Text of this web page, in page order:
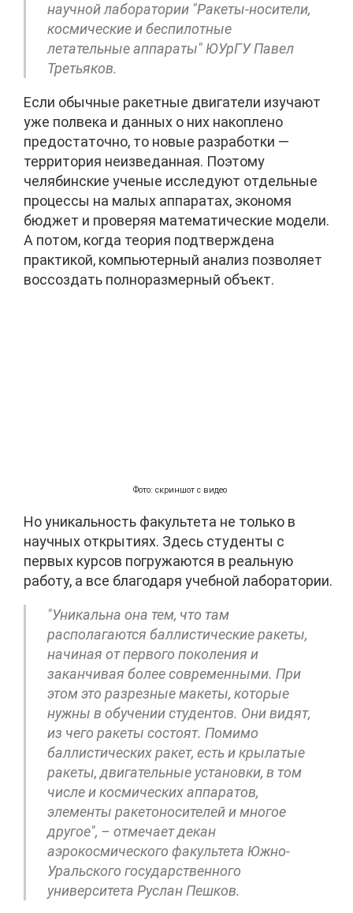
научной лаборатории "Ракеты-носители,
космические и беспилотные
летательные аппараты" ЮУрГУ Павел
Третьяков.
Если обычные ракетные двигатели изучают
уже полвека и данных о них накоплено
предостаточно, то новые разработки —
территория неизведанная. Поэтому
челябинские ученые исследуют отдельные
процессы на малых аппаратах, экономя
бюджет и проверяя математические модели.
А потом, когда теория подтверждена
практикой, компьютерный анализ позволяет
воссоздать полноразмерный объект.
Фото: скриншот с видео
Но уникальность факультета не только в
научных открытиях. Здесь студенты с
первых курсов погружаются в реальную
работу, а все благодаря учебной лаборатории.
"Уникальна она тем, что там
располагаются баллистические ракеты,
начиная от первого поколения и
заканчивая более современными. При
этом это разрезные макеты, которые
нужны в обучении студентов. Они видят,
из чего ракеты состоят. Помимо
баллистических ракет, есть и крылатые
ракеты, двигательные установки, в том
числе и космических аппаратов,
элементы ракетоносителей и многое
другое", – отмечает декан
аэрокосмического факультета Южно-
Уральского государственного
университета Руслан Пешков.